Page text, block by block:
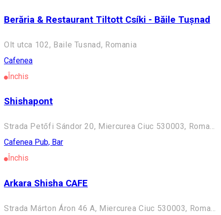
Berăria & Restaurant Tiltott Csíki - Băile Tușnad
Olt utca 102, Baile Tusnad, Romania
Cafenea
Închis
Shishapont
Strada Petőfi Sándor 20, Miercurea Ciuc 530003, Romania
Cafenea Pub, Bar
Închis
Arkara Shisha CAFE